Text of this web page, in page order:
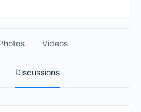
Videos
Discussions